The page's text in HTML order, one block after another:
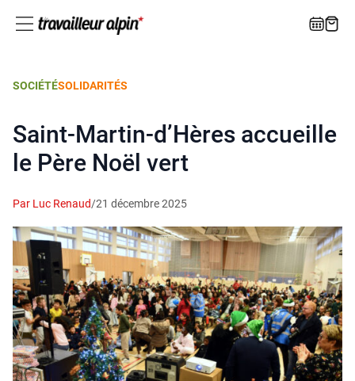
SOCIÉTÉSOLIDARITÉS
Saint-Martin‑d’Hères accueille
le Père Noël vert
Par Luc Renaud/21 décembre 2025